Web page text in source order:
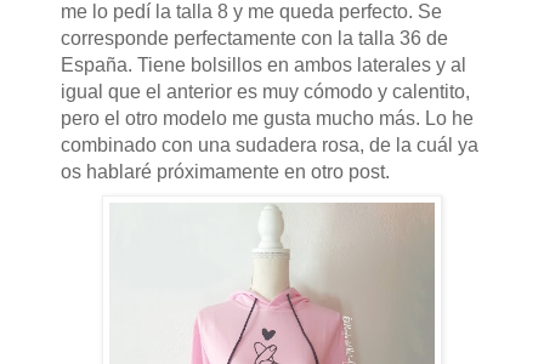
me lo pedí la talla 8 y me queda perfecto. Se
corresponde perfectamente con la talla 36 de
España. Tiene bolsillos en ambos laterales y al
igual que el anterior es muy cómodo y calentito,
pero el otro modelo me gusta mucho más. Lo he
combinado con una sudadera rosa, de la cuál ya
os hablaré próximamente en otro post.